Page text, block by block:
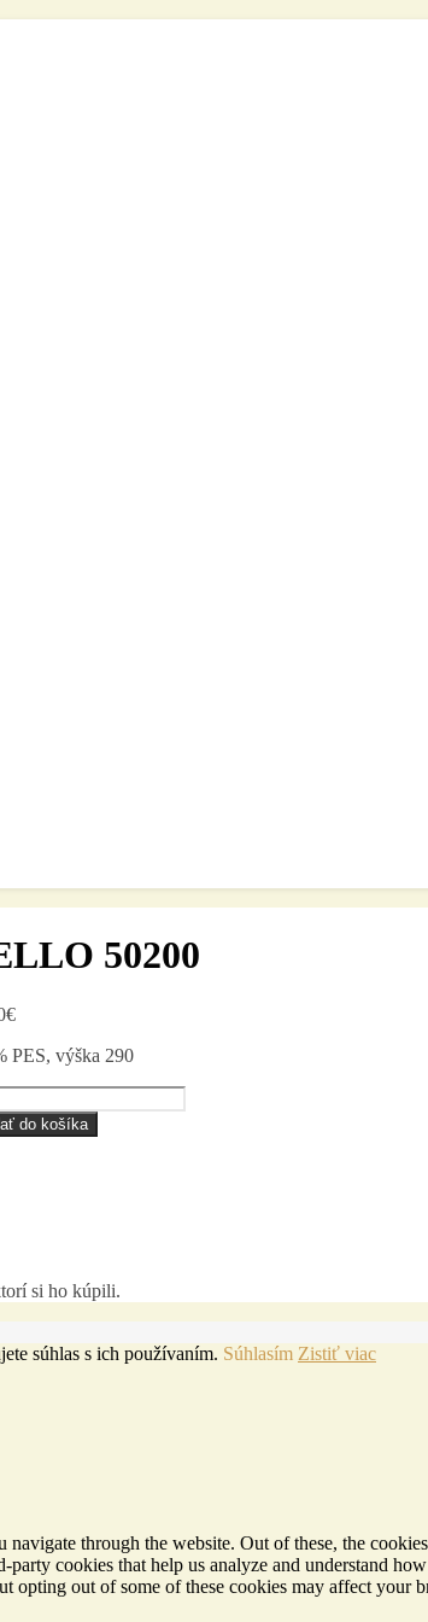
50200
€
PES, výška 290
do košíka
si ho kúpili.
súhlas s ich používaním. Súhlasím Zistiť viac
through the website. Out of these, the
cookies that help us analyze and understand
opting out of some of these cookies may affect your